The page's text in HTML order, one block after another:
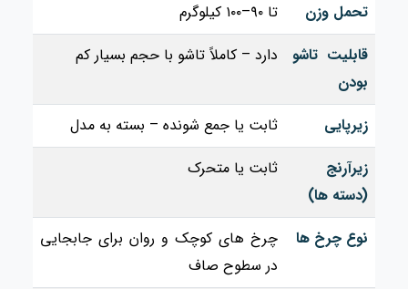
تحمل وزن
تا ۹۰–۱۰۰ کیلوگرم
قابلیت تاشو
بودن
دارد – کاملاً تاشو با حجم بسیار کم
زیرپایی
ثابت یا جمع‌ شونده – بسته به مدل
زیرآرنج
(دسته‌ ها)
ثابت یا متحرک
نوع چرخ‌ ها
چرخ‌ های کوچک و روان برای جابجایی
در سطوح صاف